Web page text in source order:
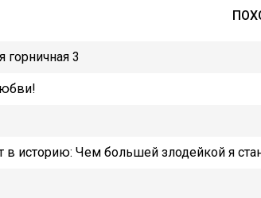
горничная 3
в историю: Чем большей злодейкой я